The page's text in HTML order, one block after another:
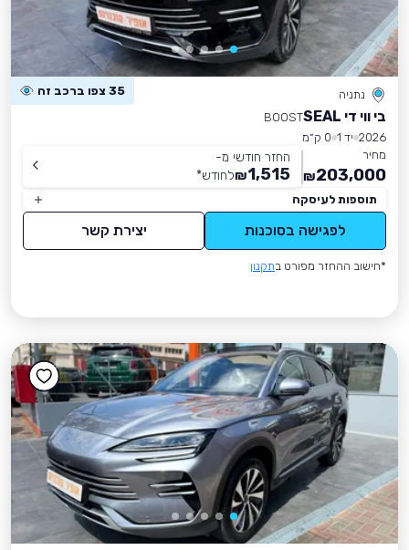
נתניה 35 צפו ברכב זה
בי ווי די SEAL
BOOST
2026 יד 1
0 ק״מ
מחיר
203,000
₪
החזר חודשי מ-
1,515
₪לחודש*
תוספות לעיסקה
לפגישה בסוכנות יצירת קשר
*חישוב ההחזר מפורט בתקנון